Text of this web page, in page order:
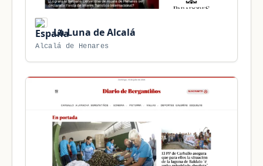
La Luna de Alcalá
Alcalá de Henares